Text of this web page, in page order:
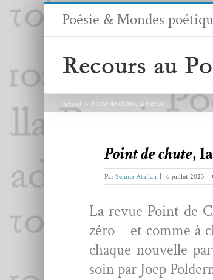
Passer
Poésie & Mondes
Accueil Point de chute, la Revue !
Point de chute,
ParSelima Atallah 6 juillet 2023
La revue Point de
zéro – et comme à
chaque nou­velle
soin par Joep